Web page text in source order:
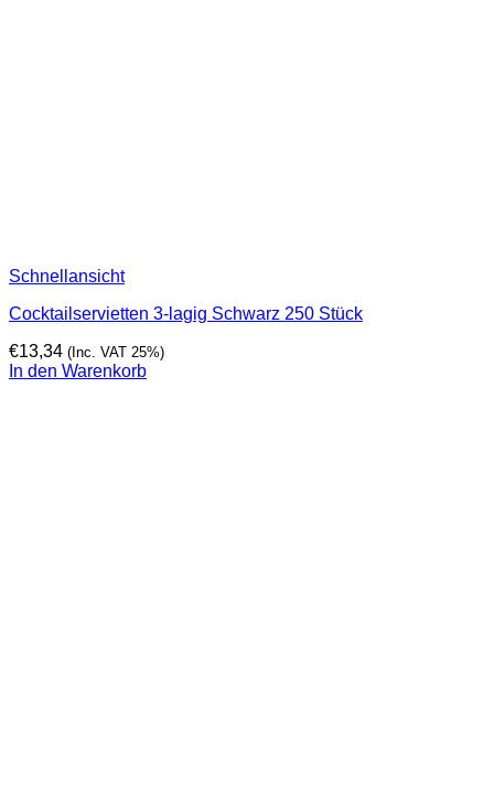
Schnellansicht
Cocktailservietten 3-lagig Schwarz 250 Stück
€13,34 (Inc. VAT 25%)
In den Warenkorb